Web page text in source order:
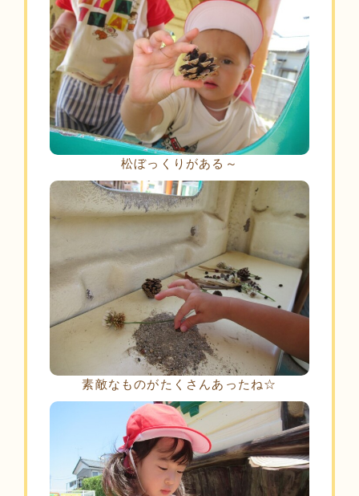
松ぼっくりがある～
素敵なものがたくさんあったね☆